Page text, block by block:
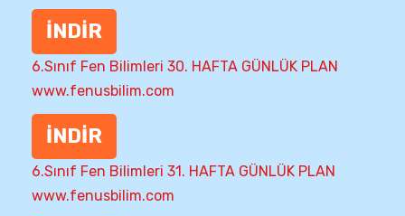
İNDİR
6.Sınıf Fen Bilimleri 30. HAFTA GÜNLÜK PLAN
www.fenusbilim.com
İNDİR
6.Sınıf Fen Bilimleri 31. HAFTA GÜNLÜK PLAN
www.fenusbilim.com